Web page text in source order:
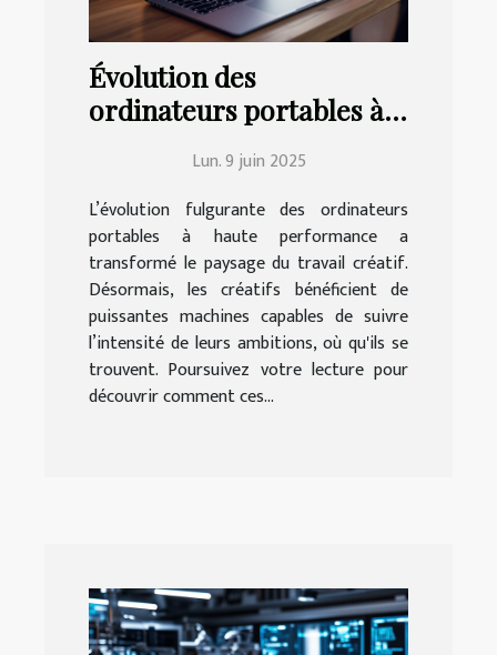
Évolution des
ordinateurs portables à
leur impact sur le travail
créatif
Lun. 9 juin 2025
L’évolution fulgurante des ordinateurs
portables à haute performance a
transformé le paysage du travail créatif.
Désormais, les créatifs bénéficient de
puissantes machines capables de suivre
l’intensité de leurs ambitions, où qu'ils se
trouvent. Poursuivez votre lecture pour
découvrir comment ces...